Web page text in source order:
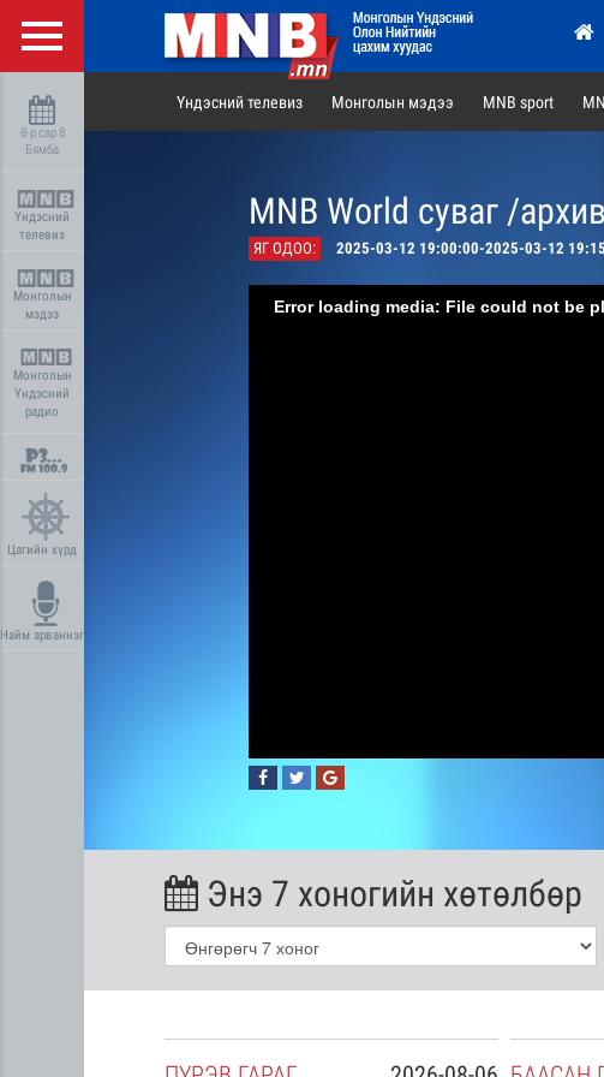
8-р сар 8
Бямба
Үндэсний
телевиз
Монголын
мэдээ
Монголын
Үндэсний
радио
Цагийн хүрд
Найм арваннэг
Үндэсний телевиз Монголын мэдээ MNB sport
MNB World суваг /
ЯГ ОДОО: 2025-03-12 19:00:00-2025-03-12
Error loading media: File could not be
Энэ 7 хоногийн хөтөлбөр